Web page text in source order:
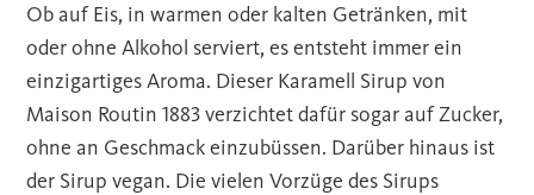
Ob auf Eis, in warmen oder kalten Getränken, mit
oder ohne Alkohol serviert, es entsteht immer ein
einzigartiges Aroma. Dieser Karamell Sirup von
Maison Routin 1883 verzichtet dafür sogar auf Zucker,
ohne an Geschmack einzubüssen. Darüber hinaus ist
der Sirup vegan. Die vielen Vorzüge des Sirups